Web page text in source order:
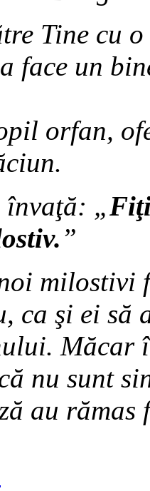
Tine cu
face un
orfan,
„
”
milostivi
ca şi ei să
Măcar
nu sunt
au